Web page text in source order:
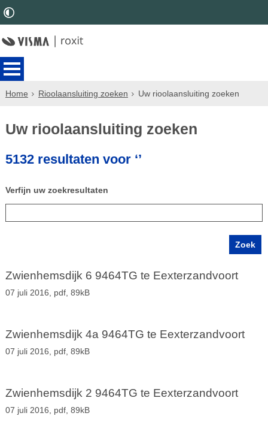
Home Rioolaansluiting zoeken Uw rioolaansluiting zoeken
Uw rioolaansluiting zoeken
5132 resultaten voor ‘’
Verfijn uw zoekresultaten
Zwienhemsdijk 6 9464TG te Eexterzandvoort
07 juli 2016, pdf, 89kB
Zwienhemsdijk 4a 9464TG te Eexterzandvoort
07 juli 2016, pdf, 89kB
Zwienhemsdijk 2 9464TG te Eexterzandvoort
07 juli 2016, pdf, 89kB